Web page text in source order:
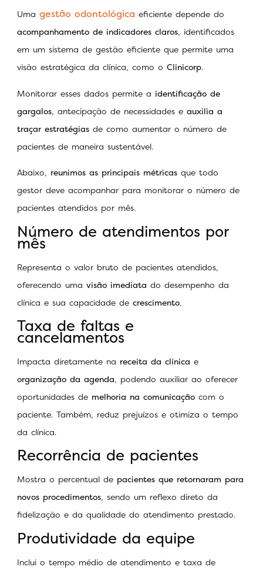
Uma gestão odontológica eficiente depende do
acompanhamento de indicadores claros, identificados
em um sistema de gestão eficiente que permite uma
visão estratégica da clínica, como o Clinicorp.
Monitorar esses dados permite a identificação de
gargalos, antecipação de necessidades e auxilia a
traçar estratégias de como aumentar o número de
pacientes de maneira sustentável.
Abaixo, reunimos as principais métricas que todo
gestor deve acompanhar para monitorar o número de
pacientes atendidos por mês.
Número de atendimentos por
mês
Representa o valor bruto de pacientes atendidos,
oferecendo uma visão imediata do desempenho da
clínica e sua capacidade de crescimento.
Taxa de faltas e
cancelamentos
Impacta diretamente na receita da clínica e
organização da agenda, podendo auxiliar ao oferecer
oportunidades de melhoria na comunicação com o
paciente. Também, reduz prejuízos e otimiza o tempo
da clínica.
Recorrência de pacientes
Mostra o percentual de pacientes que retornaram para
novos procedimentos, sendo um reflexo direto da
fidelização e da qualidade do atendimento prestado.
Produtividade da equipe
Inclui o tempo médio de atendimento e taxa de